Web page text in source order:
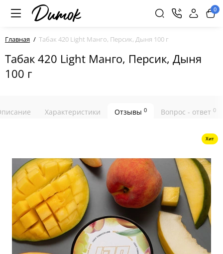
0
Главная Табак 420 Light Манго, Персик, Дыня 100 г
Табак 420 Light Манго, Персик, Дыня
100 г
Характеристики Отзывы 0 Вопрос - ответ 0
Хит